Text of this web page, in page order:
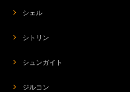
シェル
シトリン
シュンガイト
ジルコン